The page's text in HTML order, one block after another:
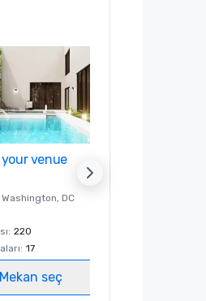
venue
Washington, DC
: 220
: 17
Mekan seç